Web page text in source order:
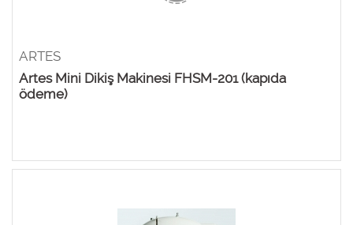
ARTES
Artes Mini Dikiş Makinesi FHSM-201 (kapıda
ödeme)